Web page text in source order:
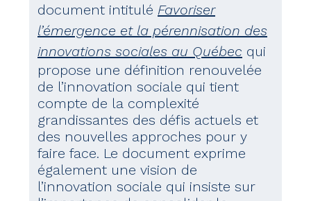
document intitulé Favoriser
l’émergence et la pérennisation des
innovations sociales au Québec qui
propose une définition renouvelée
de l’innovation sociale qui tient
compte de la complexité
grandissantes des défis actuels et
des nouvelles approches pour y
faire face. Le document exprime
également une vision de
l’innovation sociale qui insiste sur